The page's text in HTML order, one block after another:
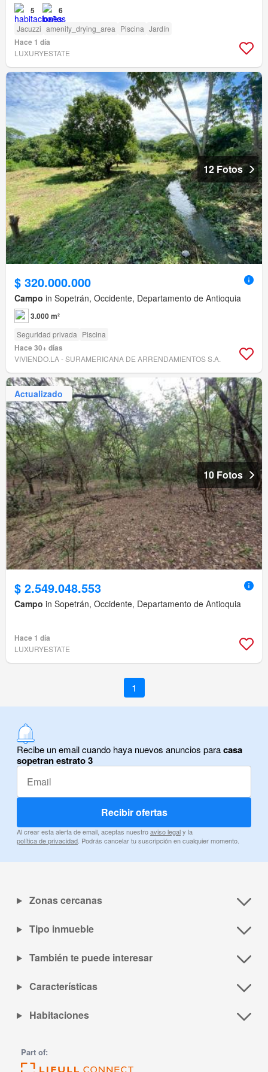
5 6
Jacuzzi amenity_drying_area Piscina Jardín
Hace 1 día
LUXURYESTATE
12 Fotos
$ 320.000.000
Campo in Sopetrán, Occidente, Departamento de Antioquia
3.000 m²
Seguridad privada Piscina
Hace 30+ días
VIVIENDO.LA - SURAMERICANA DE ARRENDAMIENTOS S.A.
Actualizado
10 Fotos
$ 2.549.048.553
Campo in Sopetrán, Occidente, Departamento de Antioquia
Hace 1 día
LUXURYESTATE
1
Recibe un email cuando haya nuevos anuncios paracasa
sopetran estrato 3
Recibir ofertas
Al crear esta alerta de email, aceptas nuestroaviso legaly la
política de privacidad. Podrás cancelar tu suscripción en cualquier momento.
Zonas cercanas
Tipo inmueble
También te puede interesar
Características
Habitaciones
Part of: